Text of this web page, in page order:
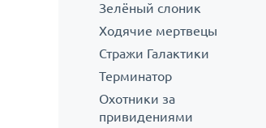
Зелёный слоник
Ходячие мертвецы
Стражи Галактики
Терминатор
Охотники за
привидениями